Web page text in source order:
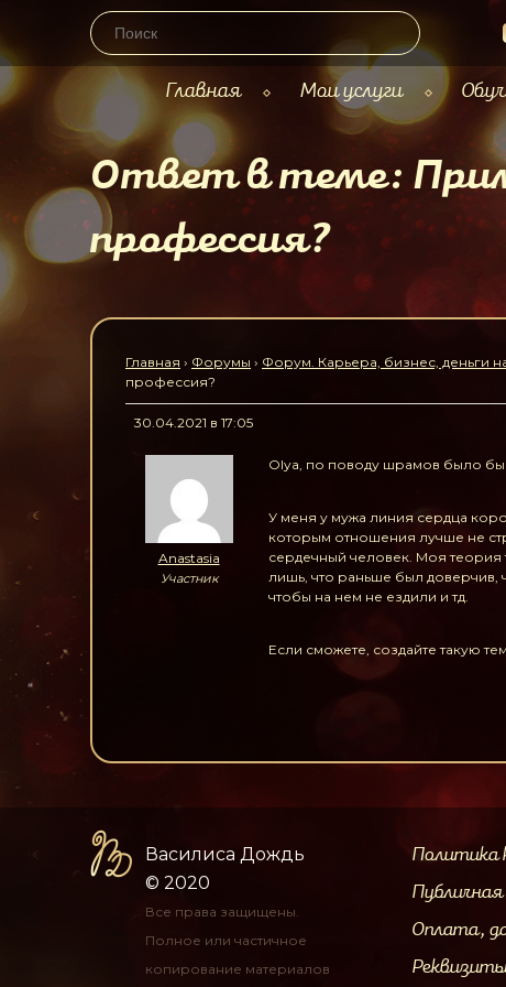
Главная Мои услуги
Ответ в теме:
профессия?
Главная › Форумы › Форум. Карьера, бизнес, деньги
профессия?
30.04.2021 в 17:05
Anastasia
Участник
Olya, по поводу шрамов было бы
У меня у мужа линия сердца
которым отношения лучше не
сердечный человек. Моя теория
лишь, что раньше был доверчив,
чтобы на нем не ездили и тд.
Если сможете, создайте такую
Василиса Дождь
© 2020
Все права защищены.
Полное или частичное
копирование материалов
Политика
Оплата,